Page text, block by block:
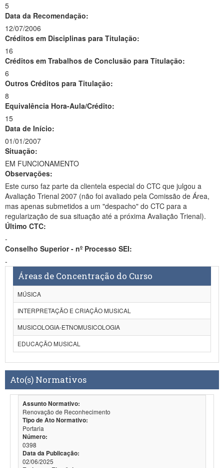
5
Data da Recomendação:
12/07/2006
Créditos em Disciplinas para Titulação:
16
Créditos em Trabalhos de Conclusão para Titulação:
6
Outros Créditos para Titulação:
8
Equivalência Hora-Aula/Crédito:
15
Data de Início:
01/01/2007
Situação:
EM FUNCIONAMENTO
Observações:
Este curso faz parte da clientela especial do CTC que julgou a
Avaliação Trienal 2007 (não foi avaliado pela Comissão de Área,
mas apenas submetidos a um "despacho" do CTC para a
regularização de sua situação até a próxima Avaliação Trienal).
Último CTC:
-
Conselho Superior - nº Processo SEI:
-
Áreas de Concentração do Curso
MÚSICA
INTERPRETAÇÃO E CRIAÇÃO MUSICAL
MUSICOLOGIA-ETNOMUSICOLOGIA
EDUCAÇÃO MUSICAL
Ato(s) Normativos
Assunto Normativo:
Renovação de Reconhecimento
Tipo de Ato Normativo:
Portaria
Número:
0398
Data da Publicação:
02/06/2025